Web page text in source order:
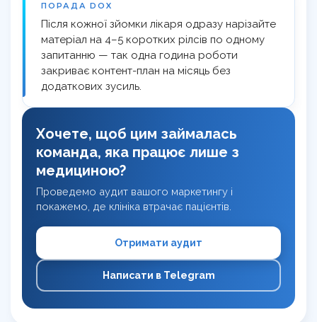
ПОРАДА DOX
Після кожної зйомки лікаря одразу нарізайте
матеріал на 4–5 коротких рілсів по одному
запитанню — так одна година роботи
закриває контент-план на місяць без
додаткових зусиль.
Хочете, щоб цим займалась
команда, яка працює лише з
медициною?
Проведемо аудит вашого маркетингу і
покажемо, де клініка втрачає пацієнтів.
Отримати аудит
Написати в Telegram